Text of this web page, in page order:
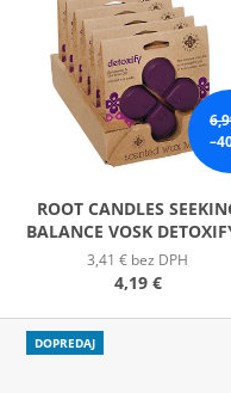
ROOT CANDLES
BALANCE VOSK
DETOX
3,41 € bez DPH
4,19 €
DOPREDAJ
(18OZ / 510G)
51 €